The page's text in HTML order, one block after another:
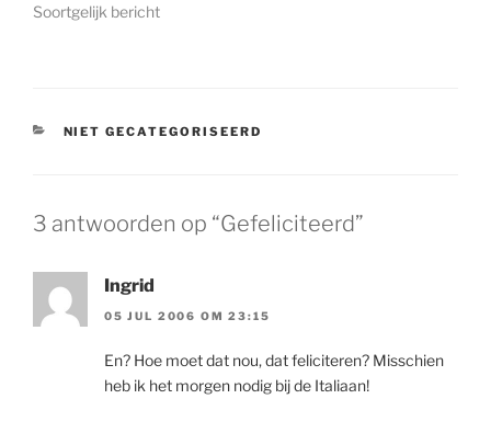
Soortgelijk bericht
CATEGORIEËN
NIET GECATEGORISEERD
3 antwoorden op “Gefeliciteerd”
Ingrid
05 JUL 2006 OM 23:15
En? Hoe moet dat nou, dat feliciteren? Misschien
heb ik het morgen nodig bij de Italiaan!